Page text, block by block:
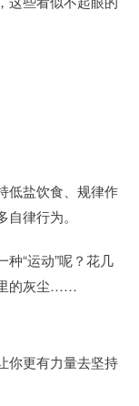
低盐饮食、规律作
律行为。
“运动”呢？花几
的灰尘……
你更有力量去坚持